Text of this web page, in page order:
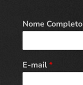
Nome Completo
E-mail*